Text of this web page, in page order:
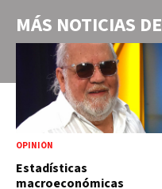
MÁS NOTICIAS DE
OPINIÓN
Estadísticas
macroeconómicas